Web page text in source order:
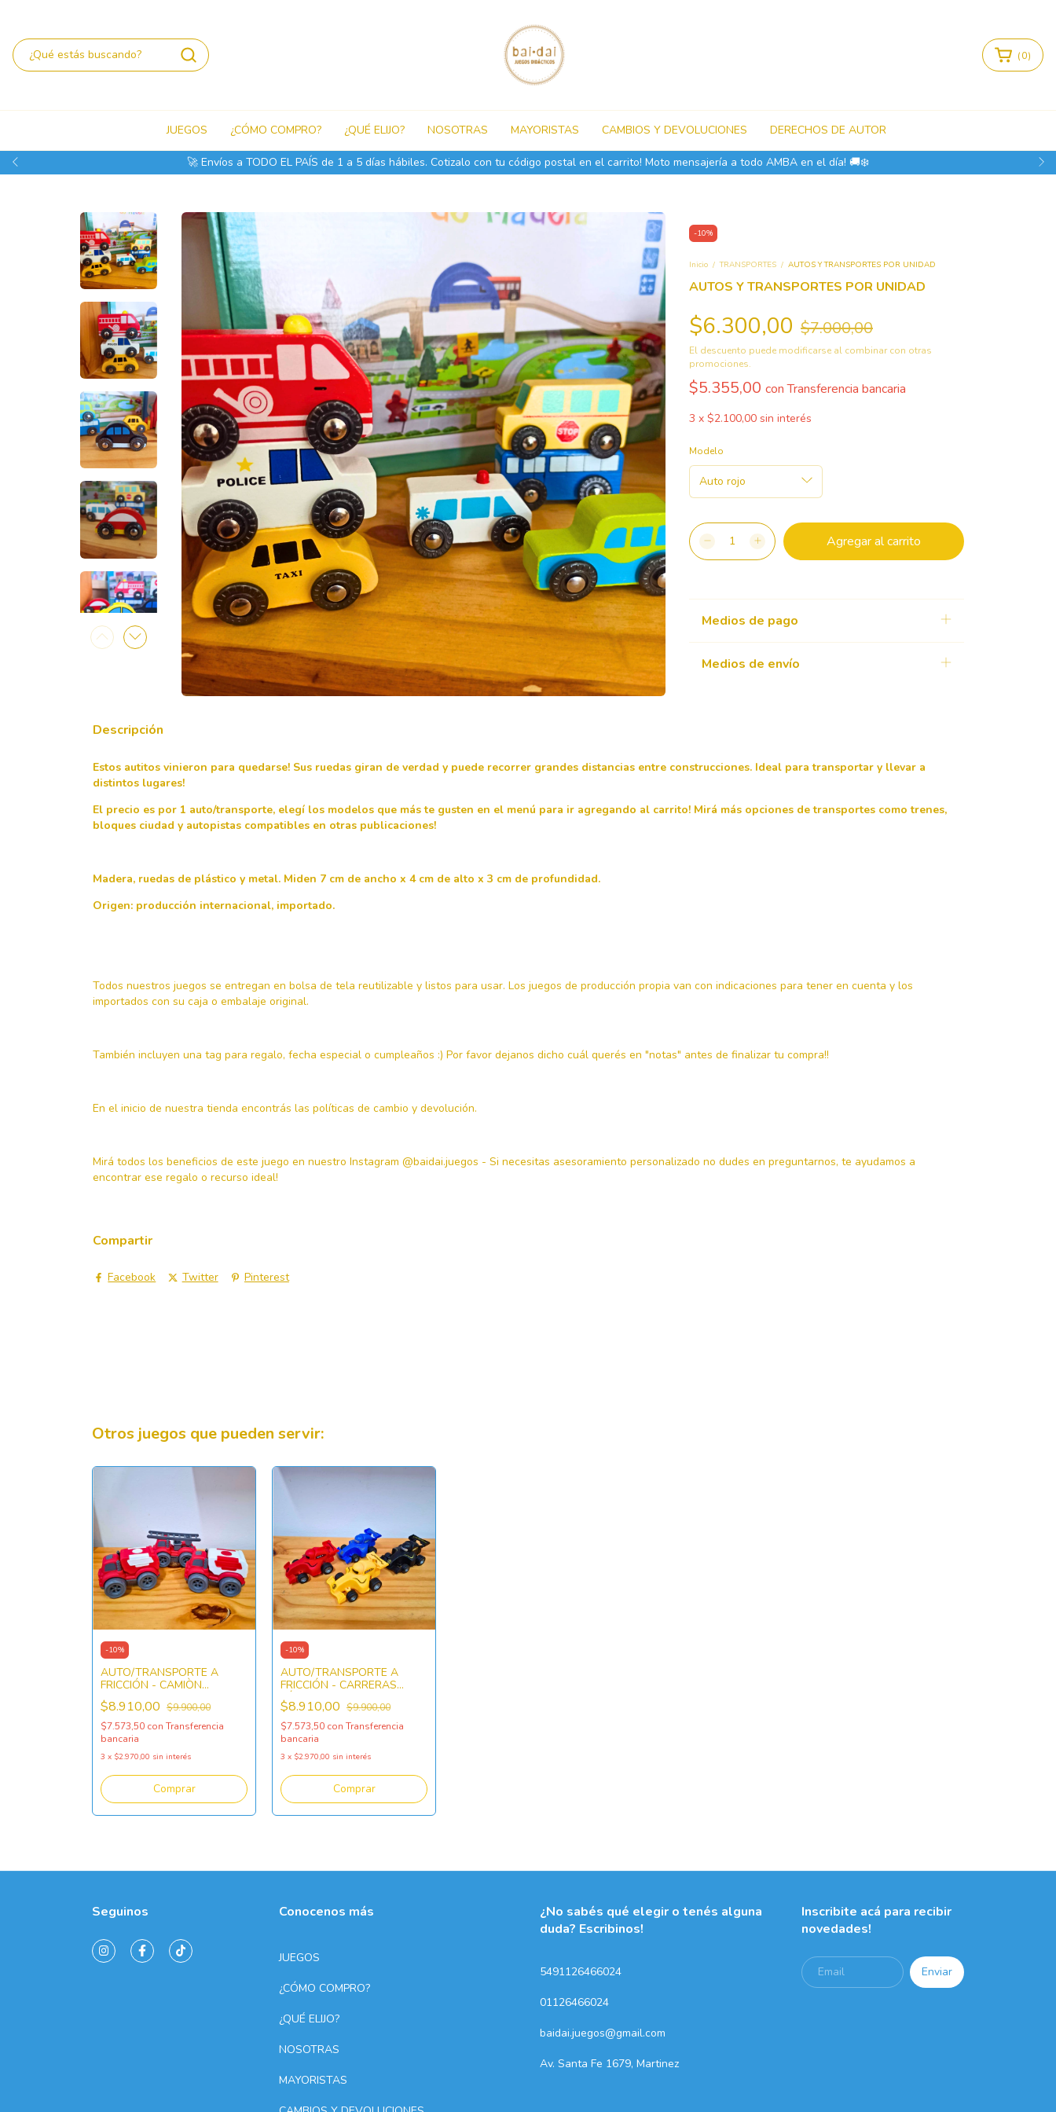
🚀 Envíos a TODO EL PAÍS de 1 a 5 días hábiles. Cotizalo con tu código postal en el carrito! Moto mensajería a todo AMBA en el día! 🚚❄️
(0)
JUEGOS ¿CÓMO COMPRO? ¿QUÉ ELIJO? NOSOTRAS MAYORISTAS CAMBIOS Y DEVOLUCIONES DERECHOS DE AUTOR
-10%
Inicio / TRANSPORTES / AUTOS Y TRANSPORTES POR UNIDAD
AUTOS Y TRANSPORTES POR UNIDAD
$6.300,00 $7.000,00
El descuento puede modificarse al combinar con otras
promociones.
$5.355,00 con Transferencia bancaria
3 x $2.100,00 sin interés
Modelo
Medios de pago
Medios de envío
Descripción
Estos autitos vinieron para quedarse! Sus ruedas giran de verdad y puede recorrer grandes distancias entre construcciones. Ideal para transportar y llevar a
distintos lugares!
El precio es por 1 auto/transporte, elegí los modelos que más te gusten en el menú para ir agregando al carrito! Mirá más opciones de transportes como trenes,
bloques ciudad y autopistas compatibles en otras publicaciones!
Madera, ruedas de plástico y metal. Miden 7 cm de ancho x 4 cm de alto x 3 cm de profundidad.
Origen: producción internacional, importado.
Todos nuestros juegos se entregan en bolsa de tela reutilizable y listos para usar. Los juegos de producción propia van con indicaciones para tener en cuenta y los
importados con su caja o embalaje original.
También incluyen una tag para regalo, fecha especial o cumpleaños :) Por favor dejanos dicho cuál querés en "notas" antes de finalizar tu compra!!
En el inicio de nuestra tienda encontrás las políticas de cambio y devolución.
Mirá todos los beneficios de este juego en nuestro Instagram @baidai.juegos - Si necesitas asesoramiento personalizado no dudes en preguntarnos, te ayudamos a
encontrar ese regalo o recurso ideal!
Compartir
Facebook Twitter Pinterest
Otros juegos que pueden servir:
-10%
AUTO/TRANSPORTE A
FRICCIÓN - CAMIÒN
BOMBERO
$8.910,00 $9.900,00
$7.573,50 con Transferencia
bancaria
3 x $2.970,00 sin interés
-10%
AUTO/TRANSPORTE A
FRICCIÓN - CARRERAS
FÓRMULA 1
$8.910,00 $9.900,00
$7.573,50 con Transferencia
bancaria
3 x $2.970,00 sin interés
Seguinos Conocenos más
JUEGOS
¿CÓMO COMPRO?
¿QUÉ ELIJO?
NOSOTRAS
MAYORISTAS
¿No sabés qué elegir o tenés alguna
duda? Escribinos!
5491126466024
01126466024
baidai.juegos@gmail.com
Av. Santa Fe 1679, Martinez
Inscribite acá para recibir
novedades!